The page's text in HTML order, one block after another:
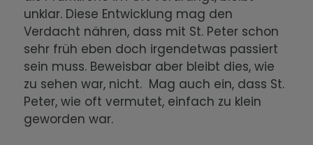
unklar. Diese Entwicklung mag den
Verdacht nähren, dass mit St. Peter schon
sehr früh eben doch irgendetwas passiert
sein muss. Beweisbar aber bleibt dies, wie
zu sehen war, nicht. Mag auch ein, dass St.
Peter, wie oft vermutet, einfach zu klein
geworden war.